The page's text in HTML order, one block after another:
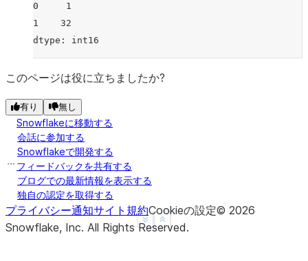
0     1
1    32
dtype: int16
Show less
See more
このページは役に立ちましたか?
有り 無し
Snowflakeに移動する
会話に参加する
Snowflakeで開発する
フィードバックを共有する
ブログでの最新情報を表示する
独自の認定を取得する
プライバシー通知サイト規約Cookieの設定© 2026
Snowflake, Inc. All Rights Reserved.